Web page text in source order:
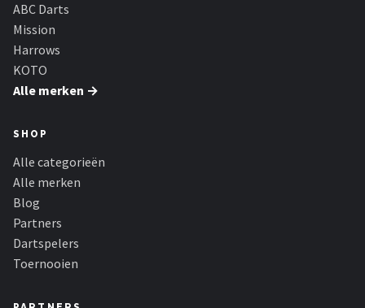
ABC Darts
Mission
Harrows
KOTO
Alle merken →
SHOP
Alle categorieën
Alle merken
Blog
Partners
Dartspelers
Toernooien